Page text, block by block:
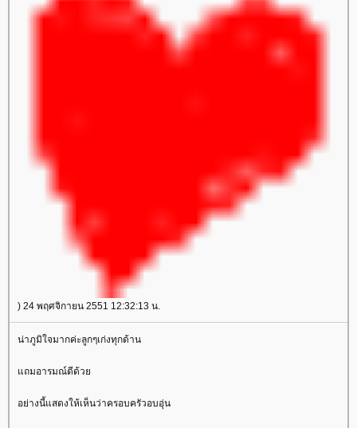
) 24 พฤศจิกายน 2551 12:32:13 น.
น่าภูมิใจมากค่ะลูกๆเก่งทุกด้าน
แถมอารมณ์ดีด้วย
อย่างนี้แสดงให้เห็นว่าครอบครัวอบอุ่น